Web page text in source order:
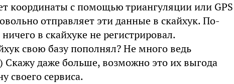
координаты с помощью триангуляции или GPS
отправляет эти данные в скайхук. По-
в скайхуке не регистрировал.
свою базу пополнял? Не много ведь
даже больше, возможно это их выгода
своего сервиса.